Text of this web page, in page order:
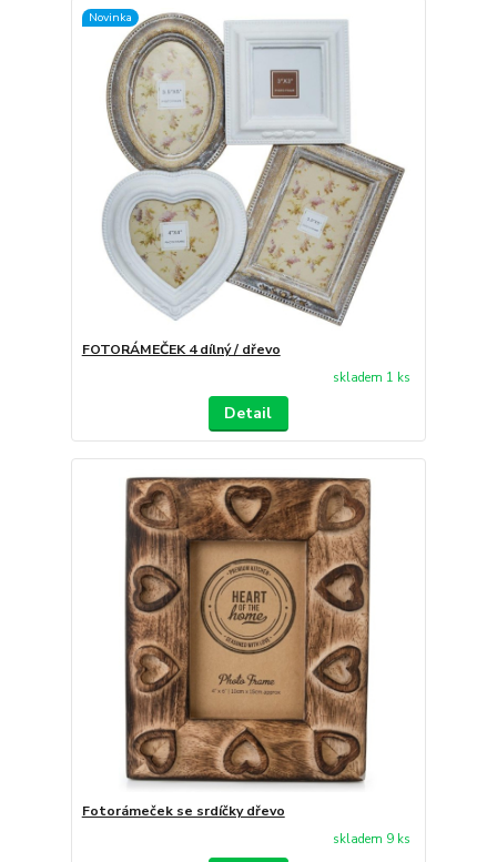
Novinka
FOTORÁMEČEK 4 dílný / dřevo
skladem 1 ks
Detail
Fotorámeček se srdíčky dřevo
skladem 9 ks